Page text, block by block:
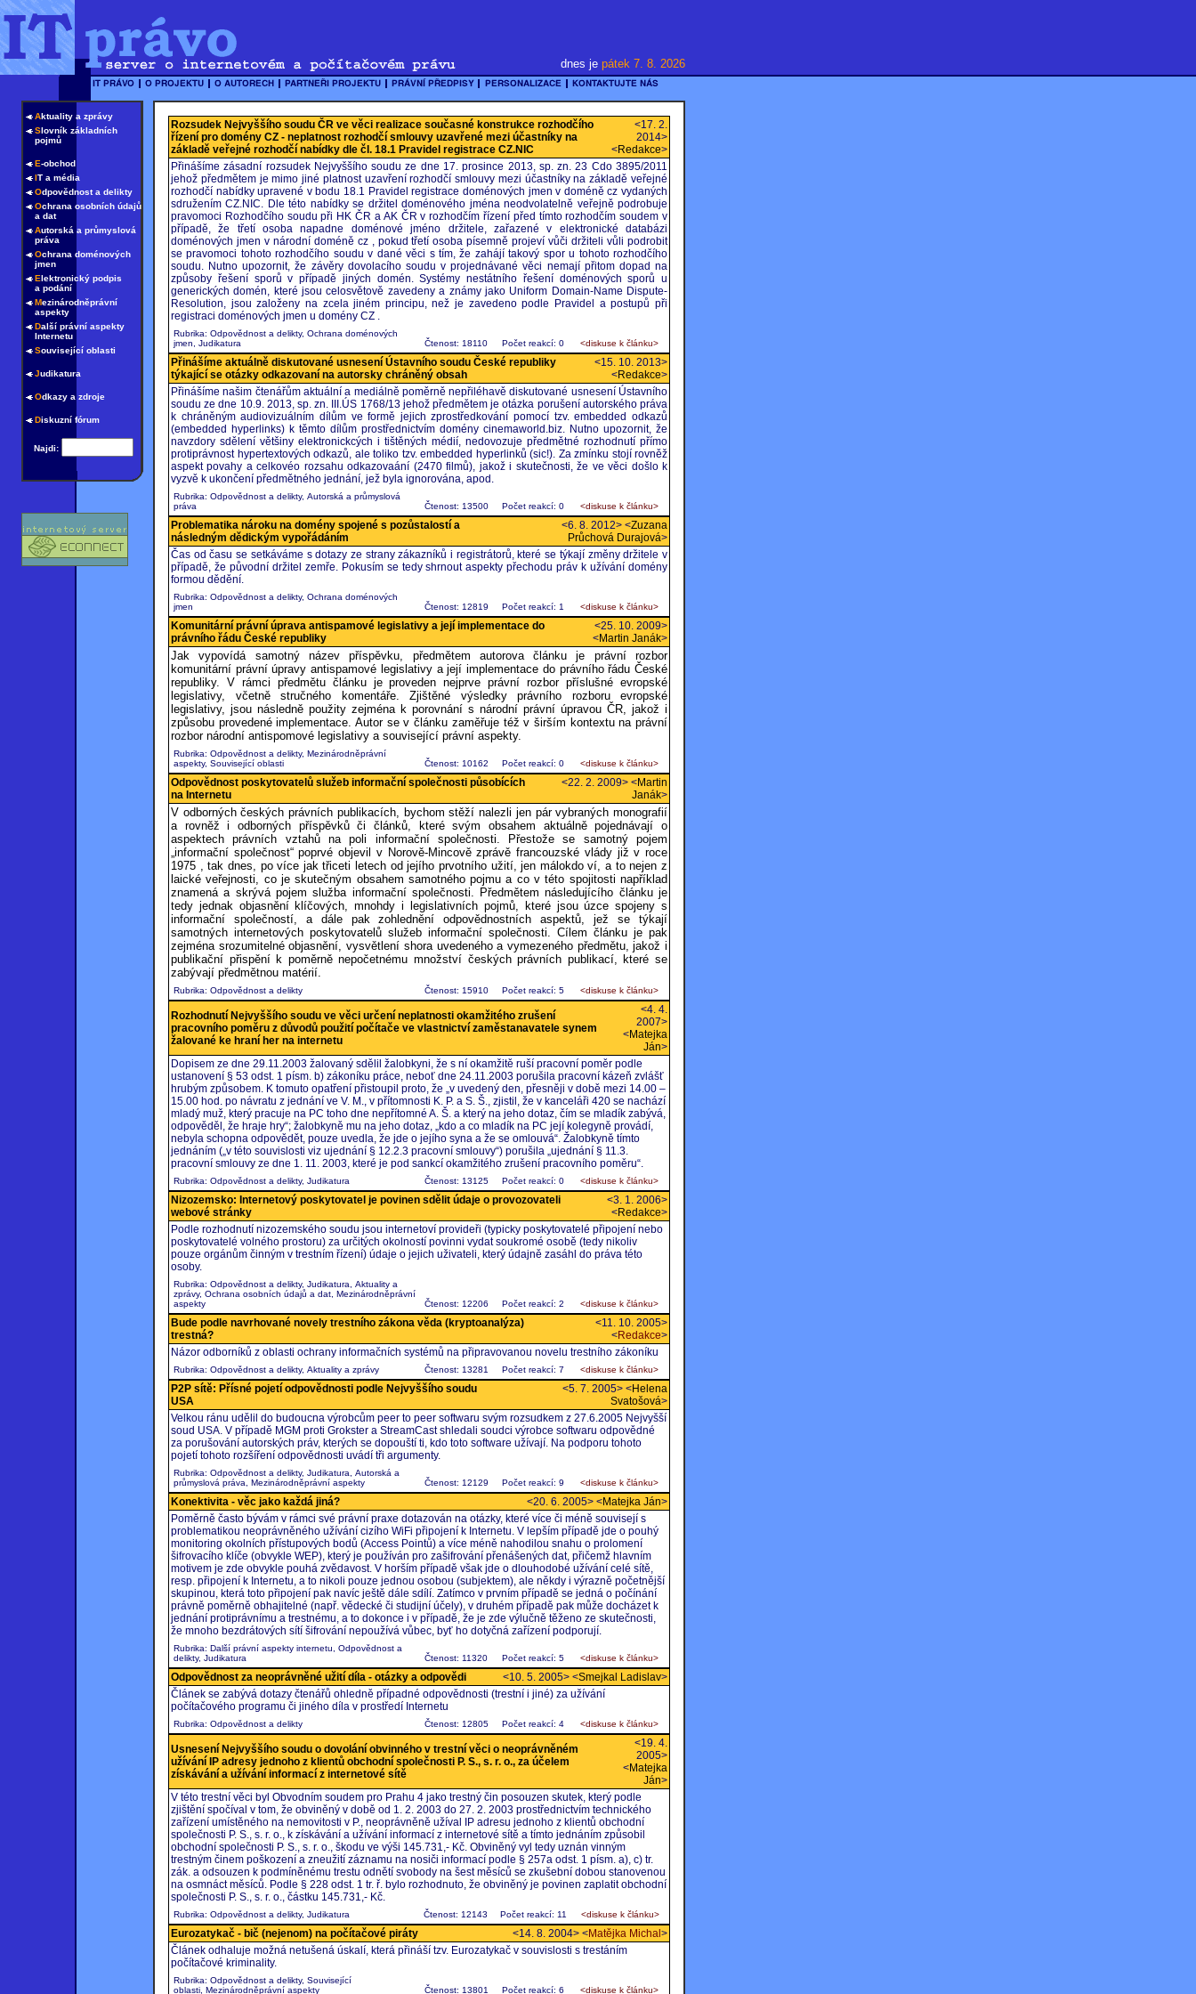
dnes je pátek 7. 8. 2026
Aktuality a zprávy
Slovník základních
pojmů
E-obchod
IT a média
Odpovědnost a delikty
Ochrana osobních údajů
a dat
Autorská a průmyslová
práva
Ochrana doménových
jmen
Elektronický podpis
a podání
Mezinárodněprávní
aspekty
Další právní aspekty
Internetu
Související oblasti
Judikatura
Odkazy a zdroje
Diskuzní fórum
Najdi:
Rozsudek Nejvyššího soudu ČR ve věci realizace současné konstrukce rozhodčího
řízení pro domény CZ - neplatnost rozhodčí smlouvy uzavřené mezi účastníky na
základě veřejné rozhodčí nabídky dle čl. 18.1 Pravidel registrace CZ.NIC
<17. 2.
2014>
<Redakce>
Přinášíme zásadní rozsudek Nejvyššího soudu ze dne 17. prosince 2013, sp. zn. 23 Cdo 3895/2011
jehož předmětem je mimo jiné platnost uzavření rozhodčí smlouvy mezi účastníky na základě veřejné
rozhodčí nabídky upravené v bodu 18.1 Pravidel registrace doménových jmen v doméně cz vydaných
sdružením CZ.NIC. Dle této nabídky se držitel doménového jména neodvolatelně veřejně podrobuje
pravomoci Rozhodčího soudu při HK ČR a AK ČR v rozhodčím řízení před tímto rozhodčím soudem v
případě, že třetí osoba napadne doménové jméno držitele, zařazené v elektronické databázi
doménových jmen v národní doméně cz , pokud třetí osoba písemně projeví vůči držiteli vůli podrobit
se pravomoci tohoto rozhodčího soudu v dané věci s tím, že zahájí takový spor u tohoto rozhodčího
soudu. Nutno upozornit, že závěry dovolacího soudu v projednávané věci nemají přitom dopad na
způsoby řešení sporů v případě jiných domén. Systémy nestátního řešení doménových sporů u
generických domén, které jsou celosvětově zavedeny a známy jako Uniform Domain-Name Dispute-
Resolution, jsou založeny na zcela jiném principu, než je zavedeno podle Pravidel a postupů při
registraci doménových jmen u domény CZ .
Rubrika: Odpovědnost a delikty, Ochrana doménových
jmen, Judikatura
Čtenost: 18110 Počet reakcí: 0 <diskuse k článku>
Přinášíme aktuálně diskutované usnesení Ústavního soudu České republiky
týkající se otázky odkazovaní na autorsky chráněný obsah
<15. 10. 2013>
<Redakce>
Přinášíme našim čtenářům aktuální a mediálně poměrně nepřiléhavě diskutované usnesení Ústavního
soudu ze dne 10.9. 2013, sp. zn. III.ÚS 1768/13 jehož předmětem je otázka porušení autorského práva
k chráněným audiovizuálním dílům ve formě jejich zprostředkování pomocí tzv. embedded odkazů
(embedded hyperlinks) k těmto dílům prostřednictvím domény cinemaworld.biz. Nutno upozornit, že
navzdory sdělení většiny elektronickcých i tištěných médií, nedovozuje předmětné rozhodnutí přímo
protiprávnost hypertextových odkazů, ale toliko tzv. embedded hyperlinků (sic!). Za zmínku stojí rovněž
aspekt povahy a celkovéo rozsahu odkazovaání (2470 filmů), jakož i skutečnosti, že ve věci došlo k
vyzvě k ukončení předmětného jednání, jež byla ignorována, apod.
Rubrika: Odpovědnost a delikty, Autorská a průmyslová
práva
Čtenost: 13500 Počet reakcí: 0 <diskuse k článku>
Problematika nároku na domény spojené s pozůstalostí a
následným dědickým vypořádáním
<6. 8. 2012> <Zuzana
Průchová Durajová>
Čas od času se setkáváme s dotazy ze strany zákazníků i registrátorů, které se týkají změny držitele v
případě, že původní držitel zemře. Pokusím se tedy shrnout aspekty přechodu práv k užívání domény
formou dědění.
Rubrika: Odpovědnost a delikty, Ochrana doménových
jmen
Čtenost: 12819 Počet reakcí: 1 <diskuse k článku>
Komunitární právní úprava antispamové legislativy a její implementace do
právního řádu České republiky
<25. 10. 2009>
<Martin Janák>
Jak vypovídá samotný název příspěvku, předmětem autorova článku je právní rozbor
komunitární právní úpravy antispamové legislativy a její implementace do právního řádu České
republiky. V rámci předmětu článku je proveden nejprve právní rozbor příslušné evropské
legislativy, včetně stručného komentáře. Zjištěné výsledky právního rozboru evropské
legislativy, jsou následně použity zejména k porovnání s národní právní úpravou ČR, jakož i
způsobu provedené implementace. Autor se v článku zaměřuje též v širším kontextu na právní
rozbor národní antispomové legislativy a související právní aspekty.
Rubrika: Odpovědnost a delikty, Mezinárodněprávní
aspekty, Související oblasti
Čtenost: 10162 Počet reakcí: 0 <diskuse k článku>
Odpovědnost poskytovatelů služeb informační společnosti působících
na Internetu
<22. 2. 2009> <Martin
Janák>
V odborných českých právních publikacích, bychom stěží nalezli jen pár vybraných monografií
a rovněž i odborných příspěvků či článků, které svým obsahem aktuálně pojednávají o
aspektech právních vztahů na poli informační společnosti. Přestože se samotný pojem
„informační společnost“ poprvé objevil v Norově-Mincově zprávě francouzské vlády již v roce
1975 , tak dnes, po více jak třiceti letech od jejího prvotního užití, jen málokdo ví, a to nejen z
laické veřejnosti, co je skutečným obsahem samotného pojmu a co v této spojitosti například
znamená a skrývá pojem služba informační společnosti. Předmětem následujícího článku je
tedy jednak objasnění klíčových, mnohdy i legislativních pojmů, které jsou úzce spojeny s
informační společností, a dále pak zohlednění odpovědnostních aspektů, jež se týkají
samotných internetových poskytovatelů služeb informační společnosti. Cílem článku je pak
zejména srozumitelné objasnění, vysvětlení shora uvedeného a vymezeného předmětu, jakož i
publikační přispění k poměrně nepočetnému množství českých právních publikací, které se
zabývají předmětnou matérií.
Rubrika: Odpovědnost a delikty Čtenost: 15910 Počet reakcí: 5 <diskuse k článku>
Rozhodnutí Nejvyššího soudu ve věci určení neplatnosti okamžitého zrušení
pracovního poměru z důvodů použití počítače ve vlastnictví zaměstanavatele synem
žalované ke hraní her na internetu
<4. 4.
2007>
<Matejka
Ján>
Dopisem ze dne 29.11.2003 žalovaný sdělil žalobkyni, že s ní okamžitě ruší pracovní poměr podle
ustanovení § 53 odst. 1 písm. b) zákoníku práce, neboť dne 24.11.2003 porušila pracovní kázeň zvlášť
hrubým způsobem. K tomuto opatření přistoupil proto, že „v uvedený den, přesněji v době mezi 14.00 –
15.00 hod. po návratu z jednání ve V. M., v přítomnosti K. P. a S. Š., zjistil, že v kanceláři 420 se nachází
mladý muž, který pracuje na PC toho dne nepřítomné A. Š. a který na jeho dotaz, čím se mladík zabývá,
odpověděl, že hraje hry“; žalobkyně mu na jeho dotaz, „kdo a co mladík na PC její kolegyně provádí,
nebyla schopna odpovědět, pouze uvedla, že jde o jejího syna a že se omlouvá“. Žalobkyně tímto
jednáním („v této souvislosti viz ujednání § 12.2.3 pracovní smlouvy“) porušila „ujednání § 11.3.
pracovní smlouvy ze dne 1. 11. 2003, které je pod sankcí okamžitého zrušení pracovního poměru“.
Rubrika: Odpovědnost a delikty, Judikatura Čtenost: 13125 Počet reakcí: 0 <diskuse k článku>
Nizozemsko: Internetový poskytovatel je povinen sdělit údaje o provozovateli
webové stránky
<3. 1. 2006>
<Redakce>
Podle rozhodnutí nizozemského soudu jsou internetoví provideři (typicky poskytovatelé připojení nebo
poskytovatelé volného prostoru) za určitých okolností povinni vydat soukromé osobě (tedy nikoliv
pouze orgánům činným v trestním řízení) údaje o jejich uživateli, který údajně zasáhl do práva této
osoby.
Rubrika: Odpovědnost a delikty, Judikatura, Aktuality a
zprávy, Ochrana osobních údajů a dat, Mezinárodněprávní
aspekty
Čtenost: 12206 Počet reakcí: 2 <diskuse k článku>
Bude podle navrhované novely trestního zákona věda (kryptoanalýza)
trestná?
<11. 10. 2005>
<Redakce>
Názor odborníků z oblasti ochrany informačních systémů na připravovanou novelu trestního zákoníku
Rubrika: Odpovědnost a delikty, Aktuality a zprávy Čtenost: 13281 Počet reakcí: 7 <diskuse k článku>
P2P sítě: Přísné pojetí odpovědnosti podle Nejvyššího soudu
USA
<5. 7. 2005> <Helena
Svatošová>
Velkou ránu udělil do budoucna výrobcům peer to peer softwaru svým rozsudkem z 27.6.2005 Nejvyšší
soud USA. V případě MGM proti Grokster a StreamCast shledali soudci výrobce softwaru odpovědné
za porušování autorských práv, kterých se dopouští ti, kdo toto software užívají. Na podporu tohoto
pojetí tohoto rozšíření odpovědnosti uvádí tři argumenty.
Rubrika: Odpovědnost a delikty, Judikatura, Autorská a
průmyslová práva, Mezinárodněprávní aspekty
Čtenost: 12129 Počet reakcí: 9 <diskuse k článku>
Konektivita - věc jako každá jiná? <20. 6. 2005> <Matejka Ján>
Poměrně často bývám v rámci své právní praxe dotazován na otázky, které více či méně souvisejí s
problematikou neoprávněného užívání cizího WiFi připojení k Internetu. V lepším případě jde o pouhý
monitoring okolních přístupových bodů (Access Pointů) a více méně nahodilou snahu o prolomení
šifrovacího klíče (obvykle WEP), který je používán pro zašifrování přenášených dat, přičemž hlavním
motivem je zde obvykle pouhá zvědavost. V horším případě však jde o dlouhodobé užívání celé sítě,
resp. připojení k Internetu, a to nikoli pouze jednou osobou (subjektem), ale někdy i výrazně početnější
skupinou, která toto připojení pak navíc ještě dále sdílí. Zatímco v prvním případě se jedná o počínání
právně poměrně obhajitelné (např. vědecké či studijní účely), v druhém případě pak může docházet k
jednání protiprávnímu a trestnému, a to dokonce i v případě, že je zde výlučně těženo ze skutečnosti,
že mnoho bezdrátových sítí šifrování nepoužívá vůbec, byť ho dotyčná zařízení podporují.
Rubrika: Další právní aspekty internetu, Odpovědnost a
delikty, Judikatura
Čtenost: 11320 Počet reakcí: 5 <diskuse k článku>
Odpovědnost za neoprávněné užití díla - otázky a odpovědi <10. 5. 2005> <Smejkal Ladislav>
Článek se zabývá dotazy čtenářů ohledně případné odpovědnosti (trestní i jiné) za užívání
počítačového programu či jiného díla v prostředí Internetu
Rubrika: Odpovědnost a delikty Čtenost: 12805 Počet reakcí: 4 <diskuse k článku>
Usnesení Nejvyššího soudu o dovolání obvinného v trestní věci o neoprávněném
užívání IP adresy jednoho z klientů obchodní společnosti P. S., s. r. o., za účelem
získávání a užívání informací z internetové sítě
<19. 4.
2005>
<Matejka
Ján>
V této trestní věci byl Obvodním soudem pro Prahu 4 jako trestný čin posouzen skutek, který podle
zjištění spočíval v tom, že obviněný v době od 1. 2. 2003 do 27. 2. 2003 prostřednictvím technického
zařízení umístěného na nemovitosti v P., neoprávněně užíval IP adresu jednoho z klientů obchodní
společnosti P. S., s. r. o., k získávání a užívání informací z internetové sítě a tímto jednáním způsobil
obchodní společnosti P. S., s. r. o., škodu ve výši 145.731,- Kč. Obviněný vyl tedy uznán vinným
trestným činem poškození a zneužití záznamu na nosiči informací podle § 257a odst. 1 písm. a), c) tr.
zák. a odsouzen k podmíněnému trestu odnětí svobody na šest měsíců se zkušební dobou stanovenou
na osmnáct měsíců. Podle § 228 odst. 1 tr. ř. bylo rozhodnuto, že obviněný je povinen zaplatit obchodní
společnosti P. S., s. r. o., částku 145.731,- Kč.
Rubrika: Odpovědnost a delikty, Judikatura Čtenost: 12143 Počet reakcí: 11 <diskuse k článku>
Eurozatykač - bič (nejenom) na počítačové piráty <14. 8. 2004> <Matějka Michal >
Článek odhaluje možná netušená úskalí, která přináší tzv. Eurozatykač v souvislosti s trestáním
počítačové kriminality.
Rubrika: Odpovědnost a delikty, Související
oblasti, Mezinárodněprávní aspekty
Čtenost: 13801 Počet reakcí: 6 <diskuse k článku>